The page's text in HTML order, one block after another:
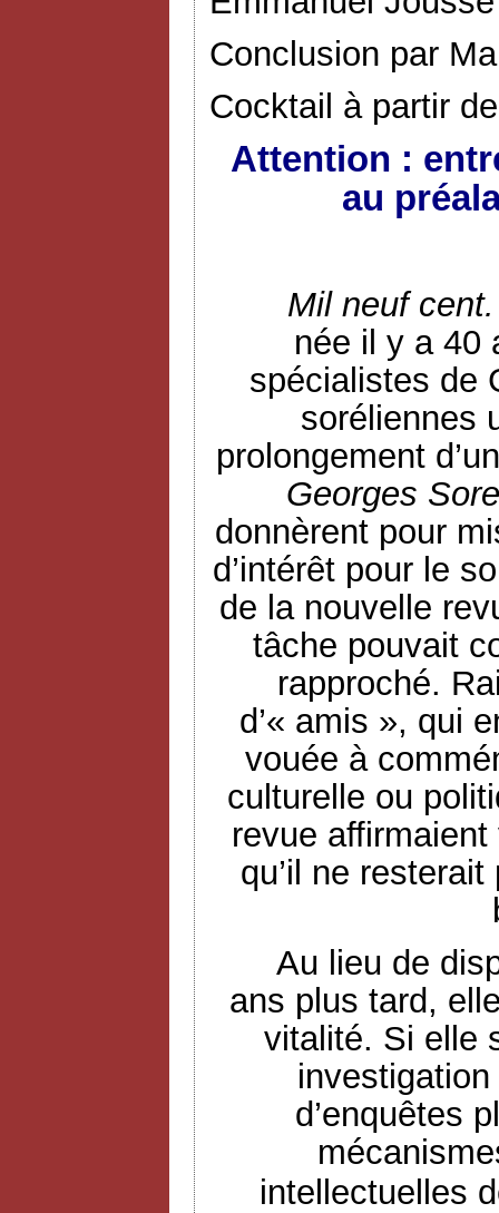
Conclusion par
Cocktail à partir
Attention :
au
Mil neuf
née il y a 40
spécialistes de
soréliennes
prolongement
Georges
donnèrent pour
d’intérêt pour le
de la nouvelle
tâche pouvait
rapproché.
d’« amis », qui
vouée à
culturelle ou
revue
qu’il ne
Au lieu de
ans plus tard,
vitalité. Si elle
d’enquêtes
intellectuelles